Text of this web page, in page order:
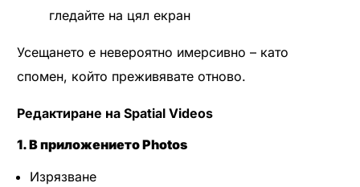
гледайте на цял екран
Усещането е невероятно имерсивно – като
спомен, който преживявате отново.
Редактиране на Spatial Videos
1. В приложението Photos
Изрязване